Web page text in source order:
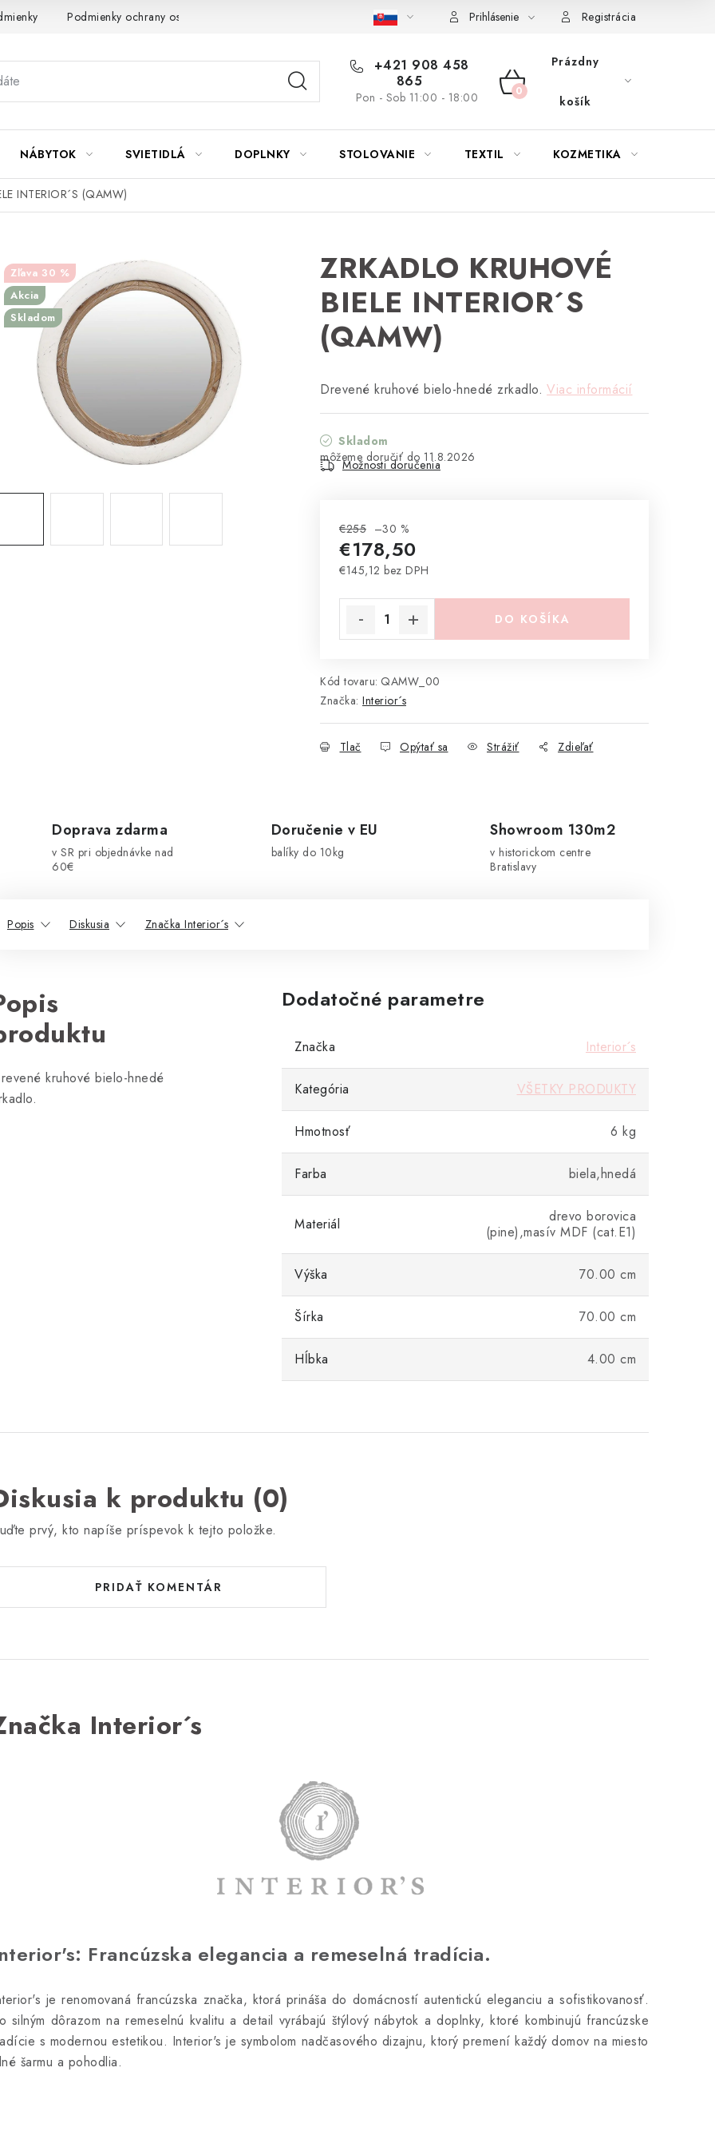
Podmienky ochrany osobných údajov Návod na údržbu nábytku Reklamačný poriadok Pravidlá zliav a akcií
Prihlásenie Registrácia
+421 908 458
865
Pon - Sob 11:00 - 18:00
NÁKUPNÝ
Prázdny
košík
NÁBYTOK SVIETIDLÁ DOPLNKY STOLOVANIE TEXTIL KOZMETIKA
INTERIOR´S (QAMW)
ZRKADLO KRUHOVÉ
BIELE INTERIOR´S
(QAMW)
Drevené kruhové bielo-hnedé zrkadlo. Viac informácií
Skladom
11.8.2026
Možnosti doručenia
€255 –30 %
€178,50
€145,12 bez DPH
DO KOŠÍKA
Kód tovaru: QAMW_00
Značka: Interior´s
Tlač Opýtať sa Strážiť Zdieľať
30 %
Akcia
Skladom
Doprava zdarma
v SR pri objednávke nad
60€
Doručenie v EU
balíky do 10kg
Showroom 130m2
v historickom centre
Bratislavy
Popis Diskusia Značka Interior´s
kruhové bielo-hnedé
Dodatočné parametre
Značka Interior´s
Kategória VŠETKY PRODUKTY
Hmotnosť 6 kg
Farba biela,hnedá
Materiál
drevo borovica
(pine),masív MDF (cat.E1)
Výška 70.00 cm
Šírka 70.00 cm
Hĺbka 4.00 cm
k produktu (0)
prvý, kto napíše príspevok k tejto položke.
PRIDAŤ KOMENTÁR
Interior´s
Francúzska elegancia a remeselná tradícia.
je renomovaná francúzska značka, ktorá prináša do domácností autentickú eleganciu a sofistikovanosť.
silným dôrazom na remeselnú kvalitu a detail vyrábajú štýlový nábytok a doplnky, ktoré kombinujú francúzske
s modernou estetikou. Interior's je symbolom nadčasového dizajnu, ktorý premení každý domov na miesto
šarmu a pohodlia.